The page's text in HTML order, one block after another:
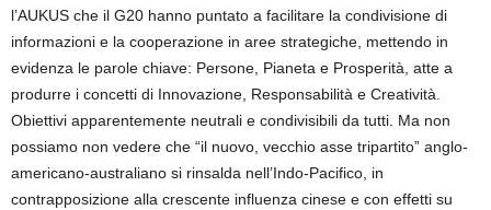
l’AUKUS che il G20 hanno puntato a facilitare la condivisione di
informazioni e la cooperazione in aree strategiche, mettendo in
evidenza le parole chiave: Persone, Pianeta e Prosperità, atte a
produrre i concetti di Innovazione, Responsabilità e Creatività.
Obiettivi apparentemente neutrali e condivisibili da tutti. Ma non
possiamo non vedere che “il nuovo, vecchio asse tripartito” anglo-
americano-australiano si rinsalda nell’Indo-Pacifico, in
contrapposizione alla crescente influenza cinese e con effetti su